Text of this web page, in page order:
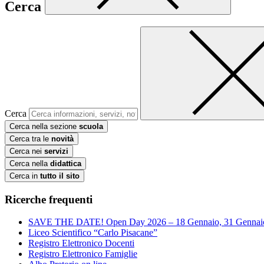
Cerca
Cerca
Cerca nella sezione scuola
Cerca tra le novità
Cerca nei servizi
Cerca nella didattica
Cerca in tutto il sito
Ricerche frequenti
SAVE THE DATE! Open Day 2026 – 18 Gennaio, 31
Liceo Scientifico “Carlo Pisacane”
Registro Elettronico Docenti
Registro Elettronico Famiglie